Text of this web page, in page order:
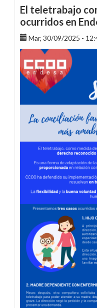
planetas
de...
El
sistema
solar
de
la
flexibilidad
El teletrabajo
ocurridos en
Mar, 30/09/2025 -